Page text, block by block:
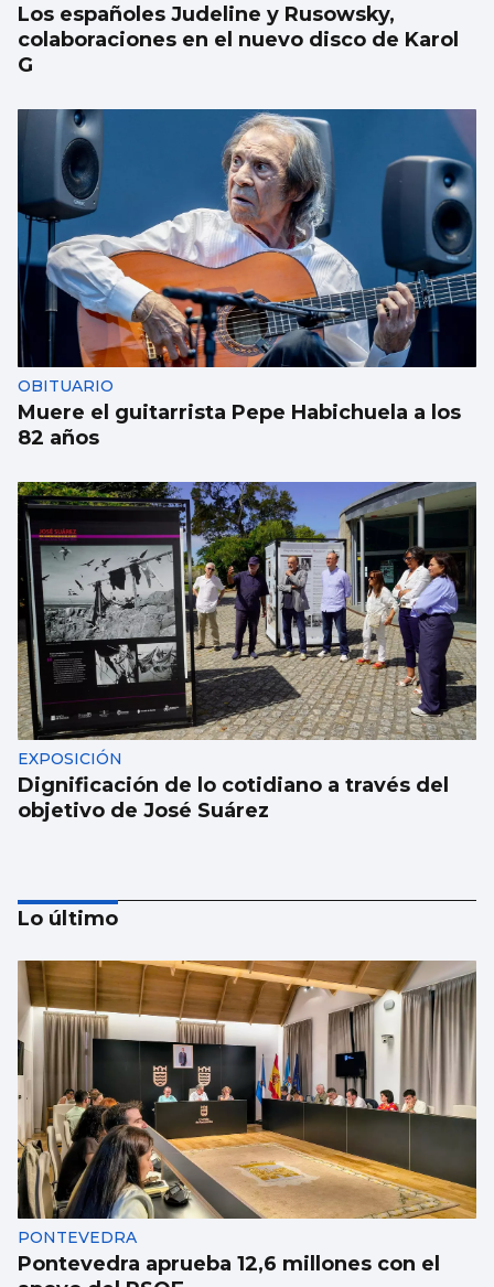
Los españoles Judeline y Rusowsky,
colaboraciones en el nuevo disco de Karol
G
OBITUARIO
Muere el guitarrista Pepe Habichuela a los
82 años
EXPOSICIÓN
Dignificación de lo cotidiano a través del
objetivo de José Suárez
MÚSICA
Lucas Paulano representará a España en
Eurovisión Junior 2026
Lo último
PONTEVEDRA
Pontevedra aprueba 12,6 millones con el